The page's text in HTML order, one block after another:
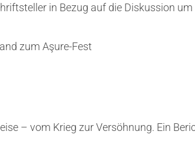
in Bezug auf die Diskussion
zum Aşure-Fest
– vom Krieg zur Versöhnung. Ein